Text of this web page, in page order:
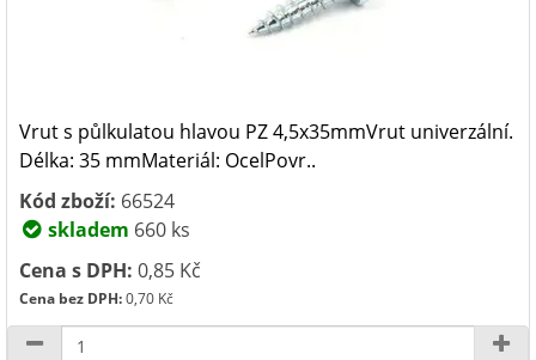
Vrut s půlkulatou hlavou PZ 4,5x35mmVrut univerzální.
Délka: 35 mmMateriál: OcelPovr..
Kód zboží: 66524
skladem 660 ks
Cena s DPH: 0,85 Kč
Cena bez DPH:0,70 Kč